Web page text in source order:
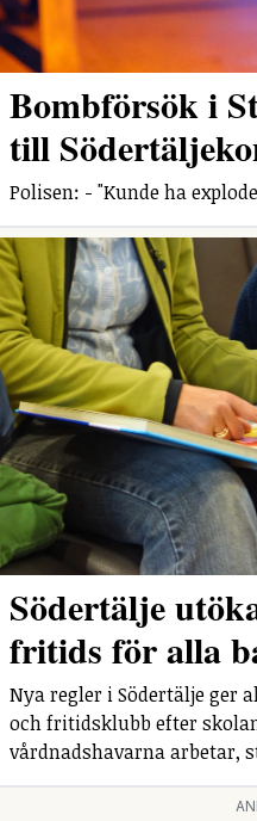
Bombförsök i
till
Polisen: - "Kunde ha
Södertälje
fritids för alla
Nya regler i Södertälje
och fritidsklubb efter
vårdnadshavarna arbetar,